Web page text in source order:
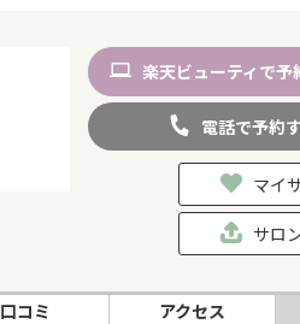
楽天ビューティ で予
電話で予約
マイ
サロ
口コミ アクセス